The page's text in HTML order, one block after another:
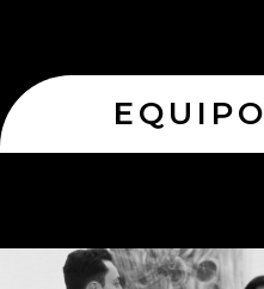
EQUIPO